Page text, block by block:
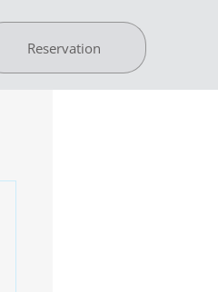
Reservation